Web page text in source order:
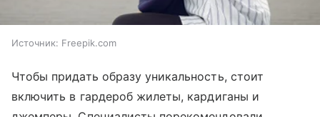
Источник: Freepik.com
Чтобы придать образу уникальность, стоит
включить в гардероб жилеты, кардиганы и